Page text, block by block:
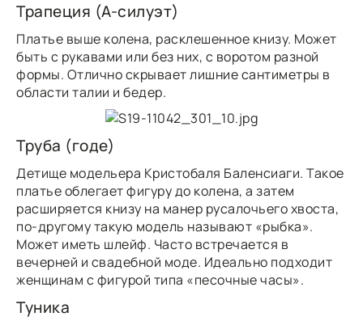
Трапеция (А-силуэт)
Платье выше колена, расклешенное книзу. Может
быть с рукавами или без них, с воротом разной
формы. Отлично скрывает лишние сантиметры в
области талии и бедер.
Труба (годе)
Детище модельера Кристобаля Баленсиаги. Такое
платье облегает фигуру до колена, а затем
расширяется книзу на манер русалочьего хвоста,
по-другому такую модель называют «рыбка».
Может иметь шлейф. Часто встречается в
вечерней и свадебной моде. Идеально подходит
женщинам с фигурой типа «песочные часы».
Туника